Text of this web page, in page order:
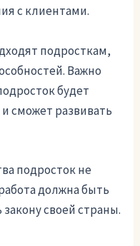
с клиентами.
подросткам,
Важно
будет
сможет развивать
подросток не
должна быть
своей страны.